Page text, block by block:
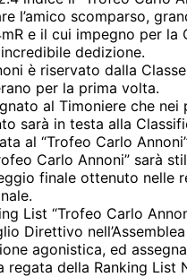
l’amico scomparso,
e il cui impegno per la
dedizione.
è riservato dalla
per la prima volta.
al Timoniere che nei
sarà in testa alla
al “Trofeo Carlo
Carlo Annoni” sarà
finale ottenuto nelle
List “Trofeo Carlo
Direttivo
agonistica, ed
regata della Ranking List